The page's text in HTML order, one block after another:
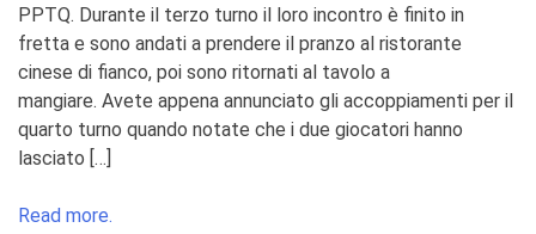
PPTQ. Durante il terzo turno il loro incontro è finito in
fretta e sono andati a prendere il pranzo al ristorante
cinese di fianco, poi sono ritornati al tavolo a
mangiare. Avete appena annunciato gli accoppiamenti per il
quarto turno quando notate che i due giocatori hanno
lasciato […]
Read more.